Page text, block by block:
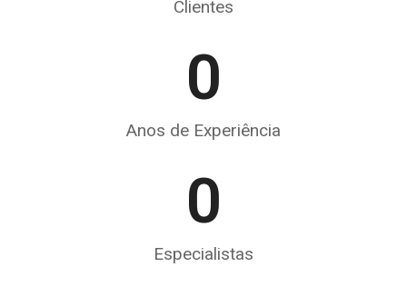
Clientes
0
Anos de Experiência
0
Especialistas